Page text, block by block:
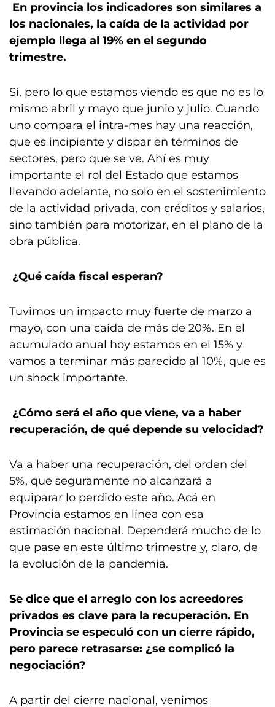
En provincia los indicadores son similares a
los nacionales, la caída de la actividad por
ejemplo llega al 19% en el segundo
trimestre.
Sí, pero lo que estamos viendo es que no es lo
mismo abril y mayo que junio y julio. Cuando
uno compara el intra-mes hay una reacción,
que es incipiente y dispar en términos de
sectores, pero que se ve. Ahí es muy
importante el rol del Estado que estamos
llevando adelante, no solo en el sostenimiento
de la actividad privada, con créditos y salarios,
sino también para motorizar, en el plano de la
obra pública.
¿Qué caída fiscal esperan?
Tuvimos un impacto muy fuerte de marzo a
mayo, con una caída de más de 20%. En el
acumulado anual hoy estamos en el 15% y
vamos a terminar más parecido al 10%, que es
un shock importante.
¿Cómo será el año que viene, va a haber
recuperación, de qué depende su velocidad?
Va a haber una recuperación, del orden del
5%, que seguramente no alcanzará a
equiparar lo perdido este año. Acá en
Provincia estamos en línea con esa
estimación nacional. Dependerá mucho de lo
que pase en este último trimestre y, claro, de
la evolución de la pandemia.
Se dice que el arreglo con los acreedores
privados es clave para la recuperación. En
Provincia se especuló con un cierre rápido,
pero parece retrasarse: ¿se complicó la
negociación?
A partir del cierre nacional, venimos